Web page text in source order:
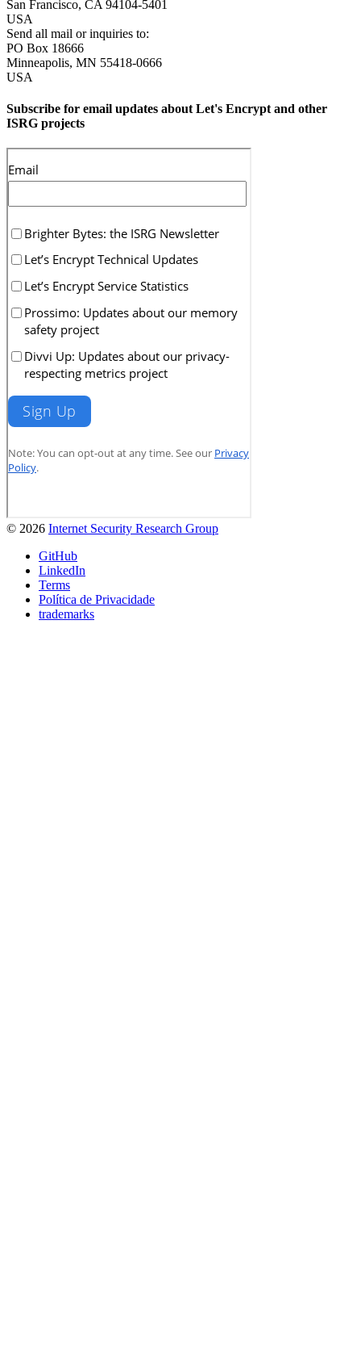
San Francisco, CA 94104-5401
USA
Send all mail or inquiries to:
PO Box 18666
Minneapolis, MN 55418-0666
USA
Subscribe for email updates about Let's Encrypt and other
ISRG projects
© 2026 Internet Security Research Group
GitHub
LinkedIn
Terms
Política de Privacidade
trademarks